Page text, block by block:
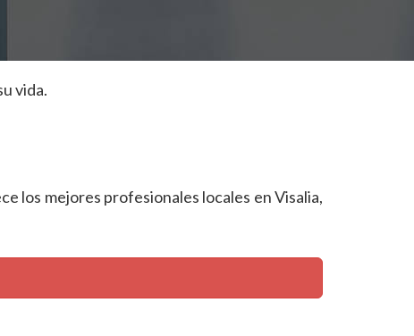
vida.
los mejores profesionales locales en Visalia,